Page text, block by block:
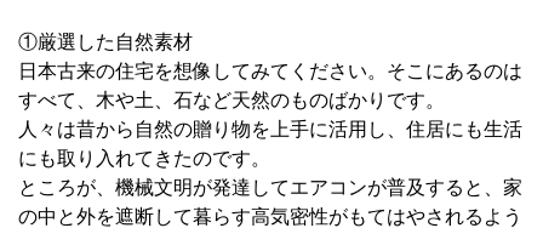
①厳選した自然素材
日本古来の住宅を想像してみてください。そこにあるのは
すべて、木や土、石など天然のものばかりです。
人々は昔から自然の贈り物を上手に活用し、住居にも生活
にも取り入れてきたのです。
ところが、機械文明が発達してエアコンが普及すると、家
の中と外を遮断して暮らす高気密性がもてはやされるよう